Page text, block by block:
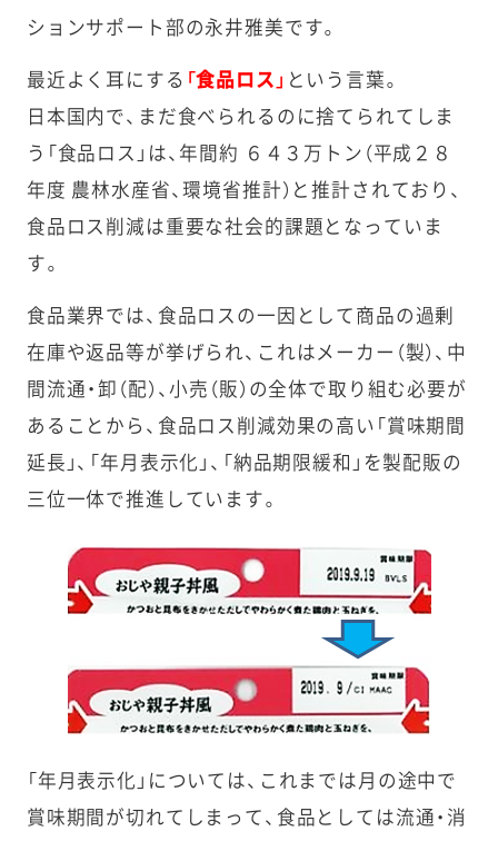
ションサポート部の永井雅美です。
最近よく耳にする 「食品ロス」 という言葉。
日本国内で、まだ食べられるのに捨てられてしま
う「食品ロス」は、年間約 ６４３万トン（平成２８
年度 農林水産省、環境省推計）と推計されており、
食品ロス削減は重要な社会的課題となっていま
す。
食品業界では、食品ロスの一因として商品の過剰
在庫や返品等が挙げられ、これはメーカー（製）、中
間流通・卸（配）、小売（販）の全体で取り組む必要が
あることから、食品ロス削減効果の高い「賞味期間
延長」、「年月表示化」、「納品期限緩和」を製配販の
三位一体で推進しています。
「年月表示化」については、これまでは月の途中で
賞味期間が切れてしまって、食品としては流通・消